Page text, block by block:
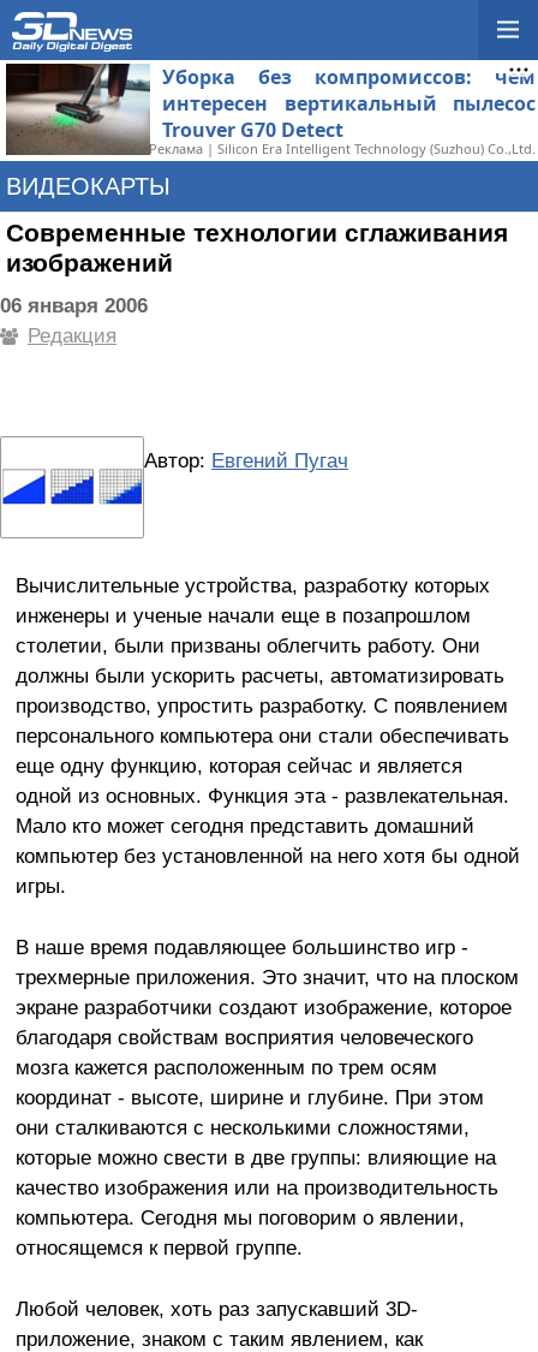
Уборка без компромиссов: чем
интересен вертикальный пылесос
Trouver G70 Detect
Реклама | Silicon Era Intelligent Technology (Suzhou) Co.,Ltd.
ВИДЕОКАРТЫ
Современные технологии сглаживания
изображений
06 января 2006
Редакция
Автор: Евгений Пугач
Вычислительные устройства, разработку которых
инженеры и ученые начали еще в позапрошлом
столетии, были призваны облегчить работу. Они
должны были ускорить расчеты, автоматизировать
производство, упростить разработку. С появлением
персонального компьютера они стали обеспечивать
еще одну функцию, которая сейчас и является
одной из основных. Функция эта - развлекательная.
Мало кто может сегодня представить домашний
компьютер без установленной на него хотя бы одной
игры.
В наше время подавляющее большинство игр -
трехмерные приложения. Это значит, что на плоском
экране разработчики создают изображение, которое
благодаря свойствам восприятия человеческого
мозга кажется расположенным по трем осям
координат - высоте, ширине и глубине. При этом
они сталкиваются с несколькими сложностями,
которые можно свести в две группы: влияющие на
качество изображения или на производительность
компьютера. Сегодня мы поговорим о явлении,
относящемся к первой группе.
Любой человек, хоть раз запускавший 3D-
приложение, знаком с таким явлением, как